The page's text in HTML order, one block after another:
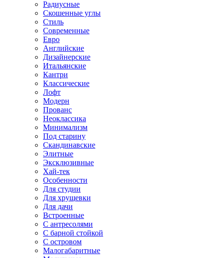
Радиусные
Скошенные углы
Стиль
Современные
Евро
Английские
Дизайнерские
Итальянские
Кантри
Классические
Лофт
Модерн
Прованс
Неоклассика
Минимализм
Под старину
Скандинавские
Элитные
Эксклюзивные
Хай-тек
Особенности
Для студии
Для хрущевки
Для дачи
Встроенные
С антресолями
С барной стойкой
С островом
Малогабаритные